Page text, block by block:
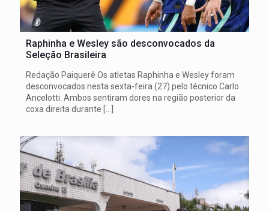
Raphinha e Wesley são desconvocados da
Seleção Brasileira
Redação Paiquerê Os atletas Raphinha e Wesley foram
desconvocados nesta sexta-feira (27) pelo técnico Carlo
Ancelotti. Ambos sentiram dores na região posterior da
coxa direita durante […]